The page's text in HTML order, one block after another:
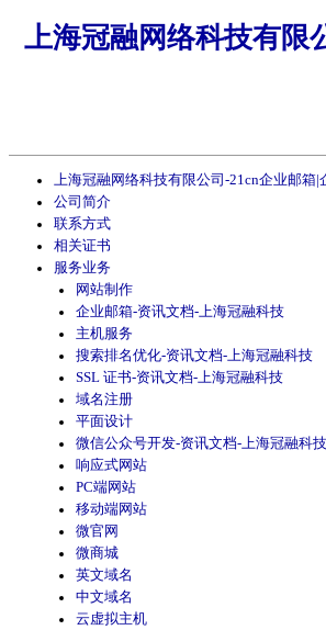
上海冠融网络科技有限
上海冠融网络科技有限公司-21cn企业邮箱
公司简介
联系方式
相关证书
服务业务
网站制作
企业邮箱-资讯文档-上海冠融科技
主机服务
搜索排名优化-资讯文档-上海冠融科技
SSL 证书-资讯文档-上海冠融科技
域名注册
平面设计
微信公众号开发-资讯文档-上海冠融科技
响应式网站
PC端网站
移动端网站
微官网
微商城
英文域名
中文域名
云虚拟主机